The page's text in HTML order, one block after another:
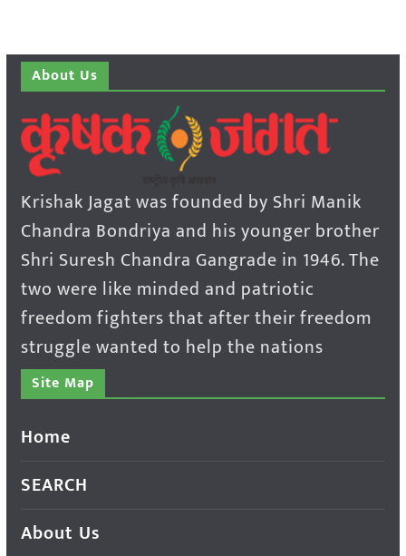
About Us
Krishak Jagat was founded by Shri Manik
Chandra Bondriya and his younger brother
Shri Suresh Chandra Gangrade in 1946. The
two were like minded and patriotic
freedom fighters that after their freedom
struggle wanted to help the nations
Site Map
Home
SEARCH
About Us